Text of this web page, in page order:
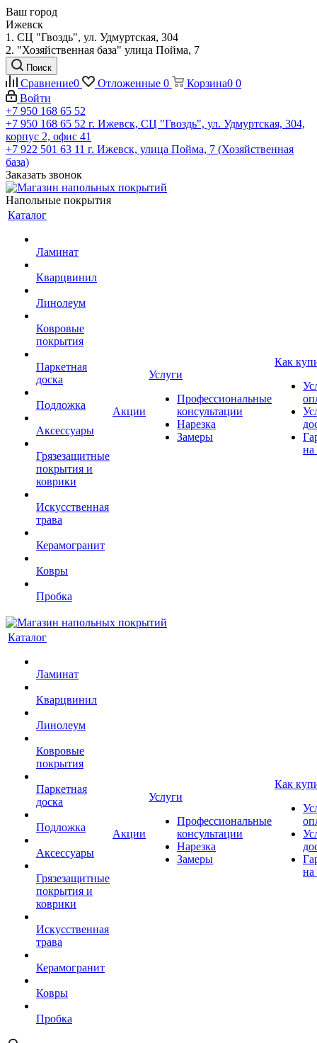
Ваш город
Ижевск
1. СЦ "Гвоздь", ул. Удмуртская, 304
2. "Хозяйственная база" улица Пойма, 7
Поиск
Сравнение0 Отложенные 0 Корзина0 0
Войти
+7 950 168 65 52
+7 950 168 65 52 г. Ижевск, СЦ "Гвоздь", ул. Удмуртская, 304,
корпус 2, офис 41
+7 922 501 63 11 г. Ижевск, улица Пойма, 7 (Хозяйственная
база)
Заказать звонок
Напольные покрытия
Каталог
Ламинат
Кварцвинил
Линолеум
Ковровые
покрытия
Паркетная
доска
Подложка
Аксессуары
Грязезащитные
покрытия и
коврики
Искусственная
трава
Керамогранит
Ковры
Пробка
Акции
Услуги
Профессиональные
консультации
Нарезка
Замеры
Как
на
Каталог
Ламинат
Кварцвинил
Линолеум
Ковровые
покрытия
Паркетная
доска
Подложка
Аксессуары
Грязезащитные
покрытия и
коврики
Искусственная
трава
Керамогранит
Ковры
Пробка
Акции
Услуги
Профессиональные
консультации
Нарезка
Замеры
Как
на